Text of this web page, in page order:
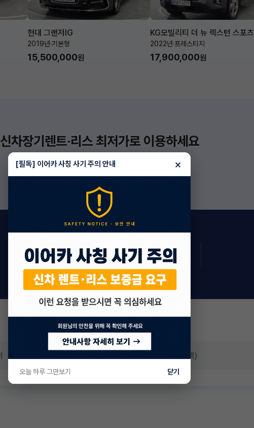
현대 그랜저IG
2019년·기본형
15,500,000원
KG모빌리티 더 뉴 렉스턴 스포츠
2022년·프레스티지
17,900,000원
신차장기렌트·리스 최저가로 이용하세요
상담 진행 중 159
[필독] 이어카 사칭 사기 주의 안내 ×
오늘 하루 그만보기 닫기